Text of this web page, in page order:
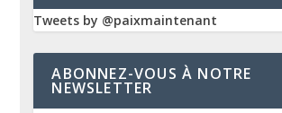
Tweets by @paixmaintenant
ABONNEZ-VOUS À NOTRE
NEWSLETTER